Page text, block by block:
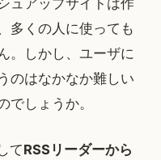
ュアップサイトは作
多くの人に使っても
。しかし、ユーザに
のはなかなか難しい
でしょうか。
てRSSリーダーから